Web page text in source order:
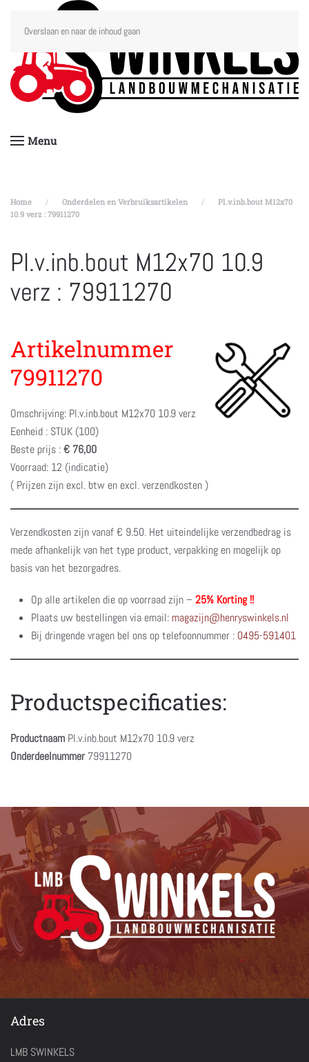
Overslaan en naar de inhoud gaan
Menu
Home Onderdelen en Verbruiksartikelen
Pl.v.inb.bout M12x70
10.9 verz : 79911270
Pl.v.inb.bout M12x70 10.9
verz : 79911270
Artikelnummer
79911270
Omschrijving: Pl.v.inb.bout M12x70 10.9 verz
Eenheid : STUK (100)
Beste prijs :€ 76,00
Voorraad: 12 (indicatie)
( Prijzen zijn excl. btw en excl. verzendkosten )
Verzendkosten zijn vanaf € 9.50. Het uiteindelijke verzendbedrag is
mede afhankelijk van het type product, verpakking en mogelijk op
basis van het bezorgadres.
Op alle artikelen die op voorraad zijn – 25% Korting !!
Plaats uw bestellingen via email: magazijn@henryswinkels.nl
Bij dringende vragen bel ons op telefoonnummer : 0495-591401
Productspecificaties:
Productnaam Pl.v.inb.bout M12x70 10.9 verz
Onderdeelnummer 79911270
Adres
LMB SWINKELS